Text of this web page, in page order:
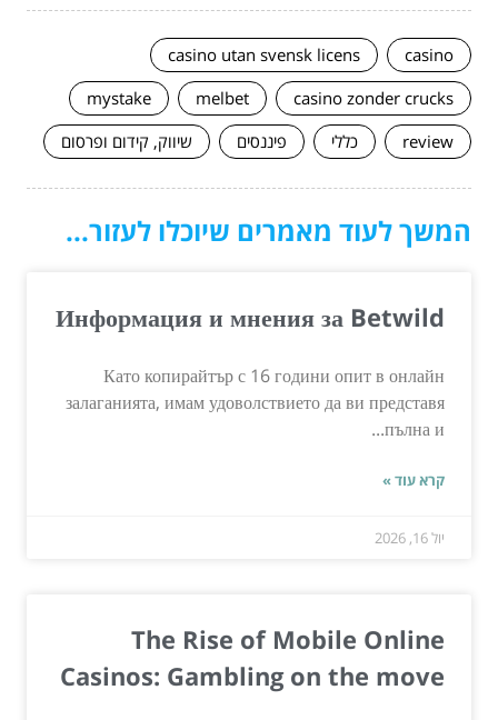
casino
casino utan svensk licens
casino zonder crucks
melbet
mystake
review
כללי פיננסים שיווק, קידום ופרסום
המשך לעוד מאמרים שיוכלו לעזור...
Информация и мнения за Betwild
Като копирайтър с 16 години опит в онлайн
залаганията, имам удоволствието да ви представя
пълна и...
קרא עוד »
יול 16, 2026
The Rise of Mobile Online
Casinos: Gambling on the move